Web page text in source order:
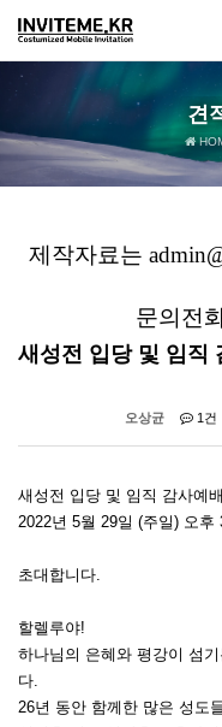
견
제작자료는
문의전
새성전 입당 및 임직
오상균 1건
새성전 입당 및 임직 감사예
2022년 5월 29일 (주일) 오
초대합니다.
할렐루야!
하나님의 은혜와 평강이 섬
다.
26년 동안 함께한 많은 성도